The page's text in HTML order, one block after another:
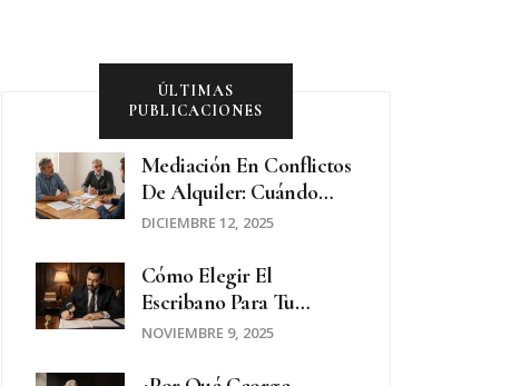
ÚLTIMAS
PUBLICACIONES
Mediación En Conflictos
De Alquiler: Cuándo
Conviene Y Cómo
DICIEMBRE 12, 2025
Cómo Elegir El
Escribano Para Tu
Compraventa
NOVIEMBRE 9, 2025